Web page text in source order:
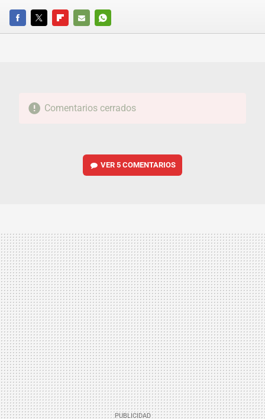
FACEBOOKTWITTERFLIPBOARD
E-
WHATSAPP
Comentarios cerrados
VER5 COMENTARIOS